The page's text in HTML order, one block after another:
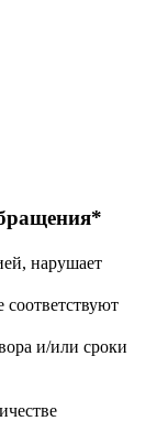
нарушает
и/или сроки